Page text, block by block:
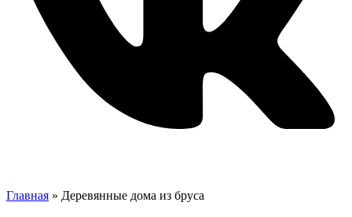
Главная » Деревянные дома из бруса